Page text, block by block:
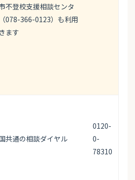
不登校支援相談センタ
078-366-0123）も利用
ます
共通の相談ダイヤル
0120-
0-
78310